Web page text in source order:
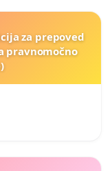
za prepoved
pravnomočno